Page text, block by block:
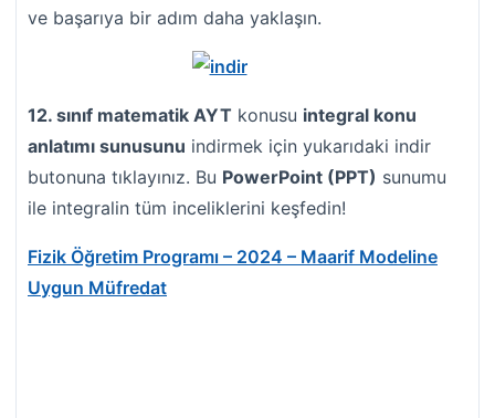
ve başarıya bir adım daha yaklaşın.
12. sınıf matematik AYT konusu integral konu
anlatımı sunusunu indirmek için yukarıdaki indir
butonuna tıklayınız. Bu PowerPoint (PPT) sunumu
ile integralin tüm inceliklerini keşfedin!
Fizik Öğretim Programı – 2024 – Maarif Modeline
Uygun Müfredat